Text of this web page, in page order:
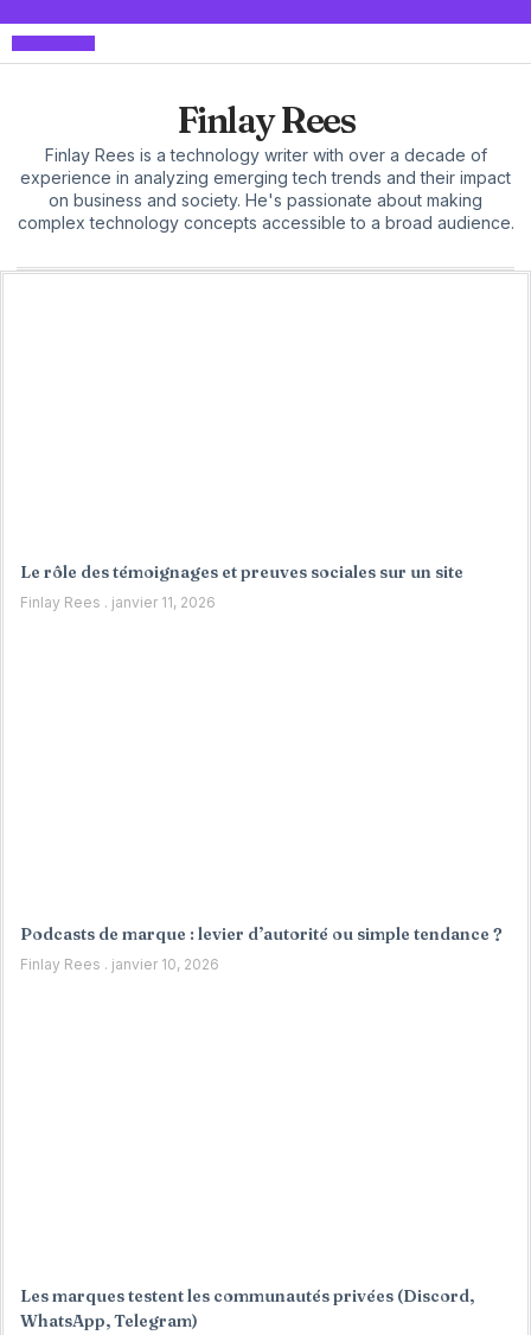
Finlay Rees
Finlay Rees is a technology writer with over a decade of
experience in analyzing emerging tech trends and their impact
on business and society. He's passionate about making
complex technology concepts accessible to a broad audience.
Le rôle des témoignages et preuves sociales sur un site
Finlay Rees janvier 11, 2026
Podcasts de marque : levier d’autorité ou simple tendance ?
Finlay Rees janvier 10, 2026
Les marques testent les communautés privées (Discord,
WhatsApp, Telegram)